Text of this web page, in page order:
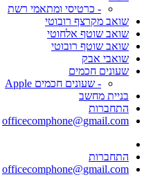
- כרטיסי ומתאמי רשת
שואב מקרצף רובוטי
שואב שוטף אלחוטי
שואב שוטף רובוטי
שואבי אבק
שעונים חכמים
- שעונים חכמים Apple
בניית מחשב
התחברות
officecomphone@gmail.com
התחברות
officecomphone@gmail.com